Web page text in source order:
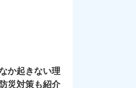
か起きない理
災対策も紹介